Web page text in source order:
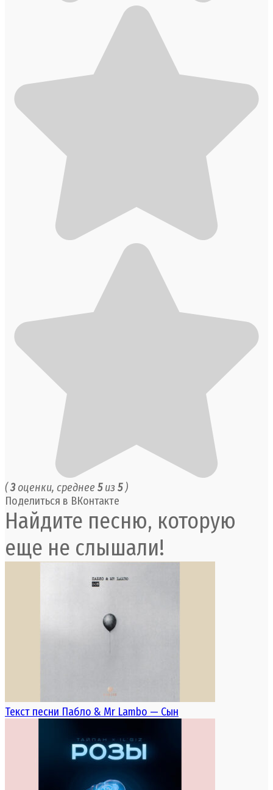
(3оценки, среднее 5из 5)
Поделиться в ВКонтакте
Найдите песню, которую
еще не слышали!
Текст песни Пабло & Mr Lambo — Сын